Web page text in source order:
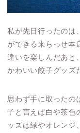
私が先日行ったのは
ができる来らっせ本
違いを楽しんだあと
かわいい餃子グッズ
思わず手に取ったの
子と言えば白や茶色
ッズは緑やオレンジ